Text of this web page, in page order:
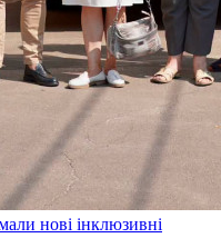
нові інклюзивні